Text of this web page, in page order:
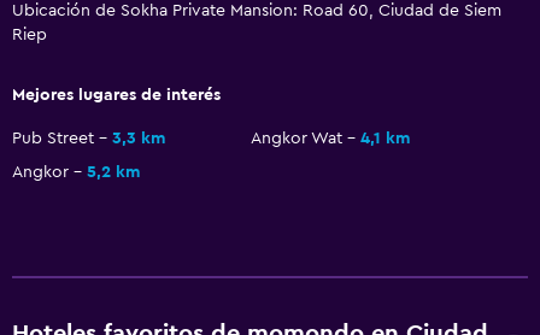
Estacionamiento y transporte
Traslado aeropuerto
Ubicación de Sokha Private Mansion: Road 60, Ciudad de Siem
Riep
Mejores lugares de interés
Pub Street 3,3 km Angkor Wat
4,1 km
Angkor
5,2 km